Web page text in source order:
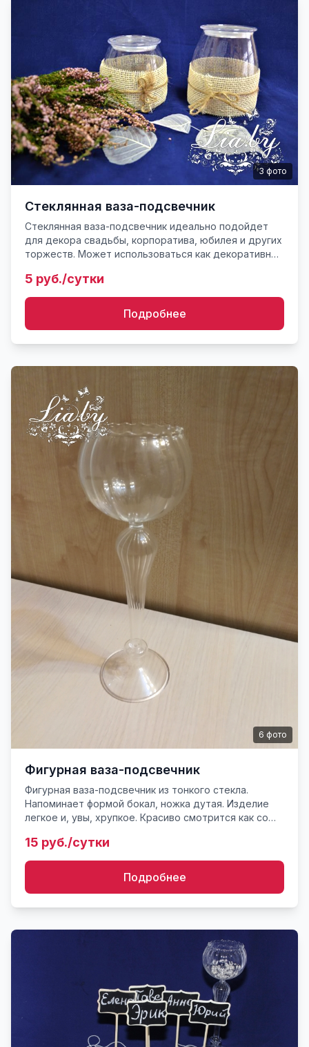
3 фото
Стеклянная ваза-подсвечник
Стеклянная ваза-подсвечник идеально подойдет
для декора свадьбы, корпоратива, юбилея и других
торжеств. Может использоваться как декоративный
композициям...
5 руб./сутки
Подробнее
6 фото
Фигурная ваза-подсвечник
Фигурная ваза-подсвечник из тонкого стекла.
Напоминает формой бокал, ножка дутая. Изделие
легкое и, увы, хрупкое. Красиво смотрится как со
15 руб./сутки
Подробнее